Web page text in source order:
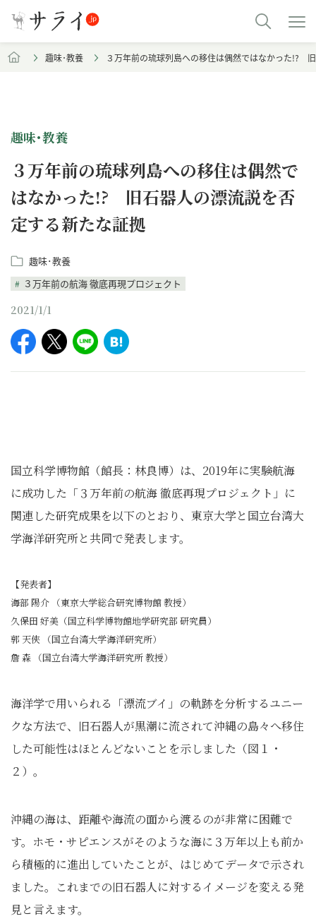
趣味･教養 ３万年前の琉球列島への移住は偶然ではなかった!?
趣味･教養
３万年前の琉球列島への移住は偶然で
はなかった!? 旧石器人の漂流説を否
定する新たな証拠
趣味･教養
３万年前の航海 徹底再現プロジェクト
2021/1/1
国立科学博物館（館長：林良博）は、2019年に実験航海
に成功した「３万年前の航海 徹底再現プロジェクト」に
関連した研究成果を以下のとおり、東京大学と国立台湾大
学海洋研究所と共同で発表します。
【発表者】
海部 陽介 （東京大学総合研究博物館 教授）
久保田 好美（国立科学博物館地学研究部 研究員）
郭 天俠 （国立台湾大学海洋研究所）
詹 森 （国立台湾大学海洋研究所 教授）
海洋学で用いられる「漂流ブイ」の軌跡を分析するユニー
クな方法で、旧石器人が黒潮に流されて沖縄の島々へ移住
した可能性はほとんどないことを示しました（図１・
２）。
沖縄の海は、距離や海流の面から渡るのが非常に困難で
す。ホモ・サピエンスがそのような海に３万年以上も前か
ら積極的に進出していたことが、はじめてデータで示され
ました。これまでの旧石器人に対するイメージを変える発
見と言えます。